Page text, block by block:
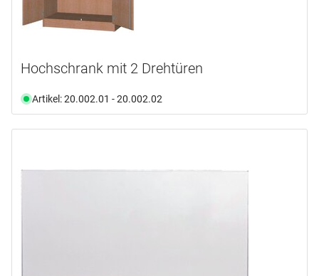
Hochschrank mit 2 Drehtüren
Artikel: 20.002.01 - 20.002.02